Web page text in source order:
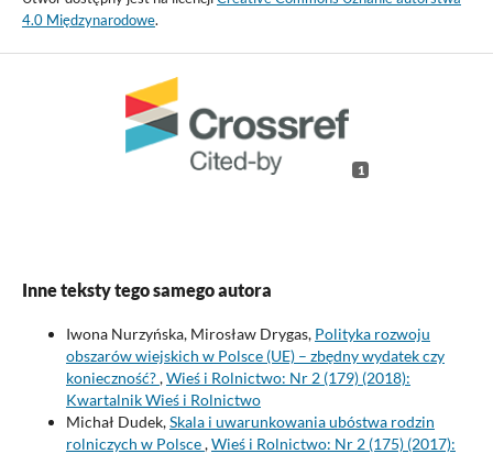
4.0 Międzynarodowe.
1
Inne teksty tego samego autora
Iwona Nurzyńska, Mirosław Drygas, Polityka rozwoju
obszarów wiejskich w Polsce (UE) – zbędny wydatek czy
konieczność?,Wieś i Rolnictwo: Nr 2 (179) (2018):
Kwartalnik Wieś i Rolnictwo
Michał Dudek,Skala i uwarunkowania ubóstwa rodzin
rolniczych w Polsce,Wieś i Rolnictwo: Nr 2 (175) (2017):